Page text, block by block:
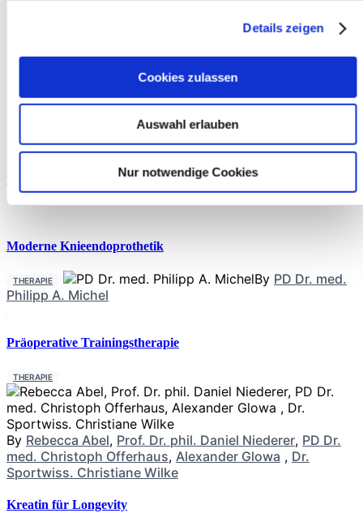
Details zeigen
Cookies zulassen
Auswahl erlauben
Nur notwendige Cookies
Kohlenhydrate als auch Gesamtfett- konsum positiv mit einer
In der Studie wurden 31 übergewichtige Frauen über jeweils
2 Wochen entweder mit frühem TRE (eTRE) oder spätem
TRE (lTRE) unter isokalorischen Bedingungen (gleiche
gewohnte Ernährung und körperliche Aktivität bei und
Neueste Beiträge
Moderne Knieendoprothetik
THERAPIE By PD Dr. med.
Philipp A. Michel
Präoperative Trainingstherapie
THERAPIE
By Rebecca Abel, Prof. Dr. phil. Daniel Niederer, PD Dr.
med. Christoph Offerhaus, Alexander Glowa , Dr.
Sportwiss. Christiane Wilke
Kreatin für Longevity